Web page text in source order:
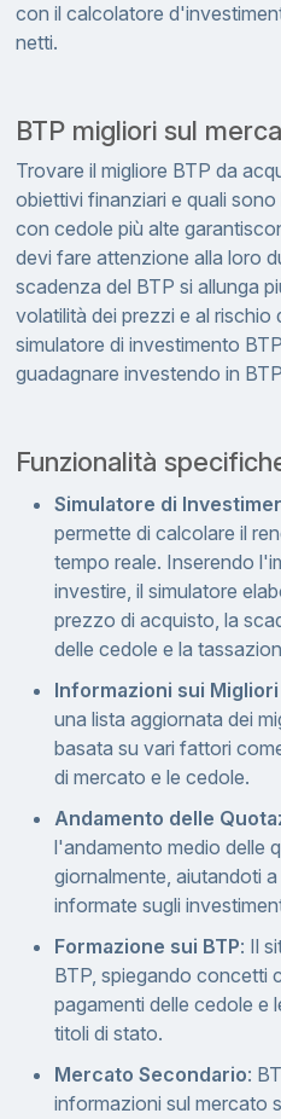
con il calcolatore
netti.
BTP migliori sul
Trovare il migliore BTP da
obiettivi finanziari e quali
con cedole più alte
devi fare attenzione alla loro
scadenza del BTP si allunga
volatilità dei prezzi e al rischio
simulatore di investimento
guadagnare investendo in
Funzionalità
Simulatore di
permette di calcolare il
tempo reale. Inserendo
investire, il simulatore
prezzo di acquisto, la
delle cedole e la
Informazioni sui Migliori
una lista aggiornata dei
basata su vari fattori
di mercato e le cedole.
Andamento delle
l'andamento medio delle
giornalmente, aiutandoti
informate sugli
Formazione sui BTP: Il
BTP, spiegando concetti
pagamenti delle cedole e
titoli di stato.
Mercato Secondario:
informazioni sul mercato